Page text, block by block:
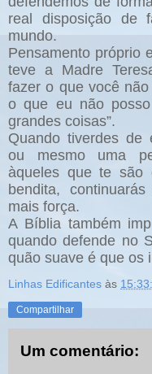
real disposição de
mundo.
Pensamento próprio
teve a Madre
fazer o que você
o que eu não
grandes coisas”.
Quando tiverdes de
ou mesmo uma
àqueles que te são
bendita,
mais força.
A Bíblia também
quando defende no
quão suave é que os
Linhas Edificantes às
Compartilhar
Um comentário: